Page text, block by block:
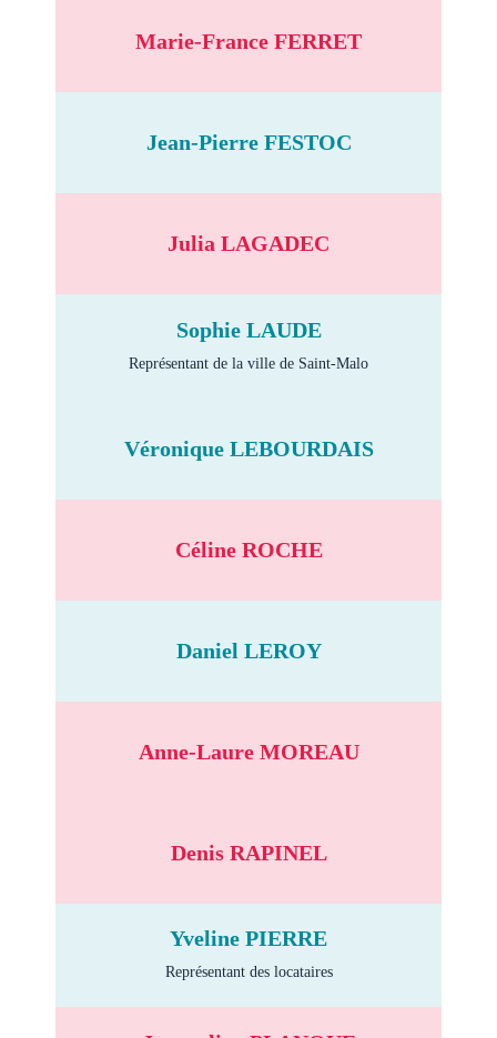
Marie-France FERRET
Jean-Pierre FESTOC
Julia LAGADEC
Sophie LAUDE
Représentant de la ville de Saint-Malo
Véronique LEBOURDAIS
Céline ROCHE
Daniel LEROY
Anne-Laure MOREAU
Denis RAPINEL
Yveline PIERRE
Représentant des locataires